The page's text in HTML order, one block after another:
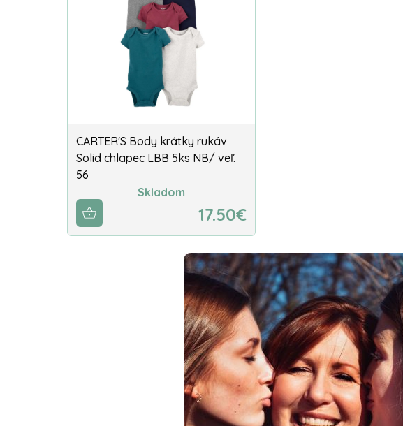
CARTER'S Body krátky rukáv
Solid chlapec LBB 5ks NB/ veľ.
56
Skladom
17.50€